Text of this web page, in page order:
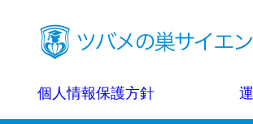
個人情報保護方針